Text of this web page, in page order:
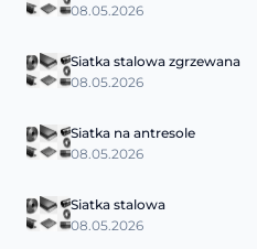
08.05.2026
Siatka stalowa zgrzewana
08.05.2026
Siatka na antresole
08.05.2026
Siatka stalowa
08.05.2026